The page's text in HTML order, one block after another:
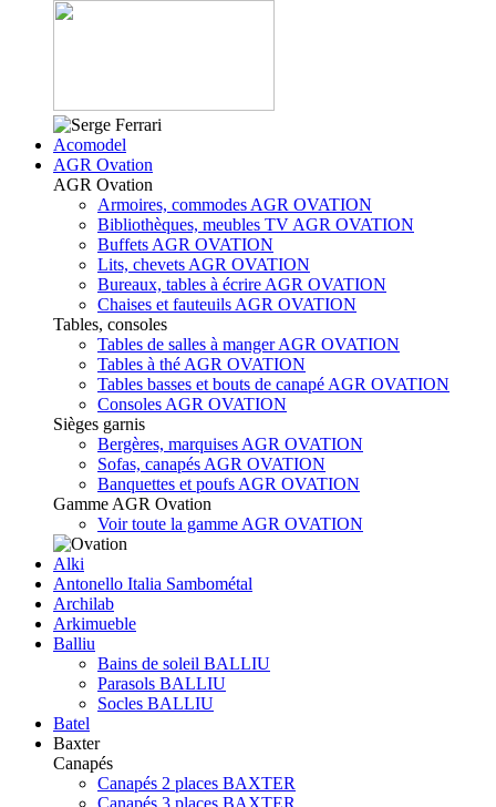
Acomodel
AGR Ovation
AGR Ovation
Armoires, commodes AGR OVATION
Bibliothèques, meubles TV AGR OVATION
Buffets AGR OVATION
Lits, chevets AGR OVATION
Bureaux, tables à écrire AGR OVATION
Chaises et fauteuils AGR OVATION
Tables, consoles
Tables de salles à manger AGR OVATION
Tables à thé AGR OVATION
Tables basses et bouts de canapé AGR OVATION
Consoles AGR OVATION
Sièges garnis
Bergères, marquises AGR OVATION
Sofas, canapés AGR OVATION
Banquettes et poufs AGR OVATION
Gamme AGR Ovation
Voir toute la gamme AGR OVATION
Alki
Antonello Italia Sambométal
Archilab
Arkimueble
Balliu
Bains de soleil BALLIU
Parasols BALLIU
Socles BALLIU
Batel
Baxter
Canapés
Canapés 2 places BAXTER
Canapés 3 places BAXTER